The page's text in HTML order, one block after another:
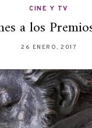
CINE Y TV
a los
26 ENERO, 2017